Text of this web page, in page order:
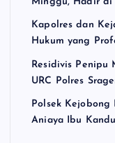
Kapolres dan
Hukum yang
Residivis Penipu
URC Polres
Polsek Kejobong
Aniaya Ibu